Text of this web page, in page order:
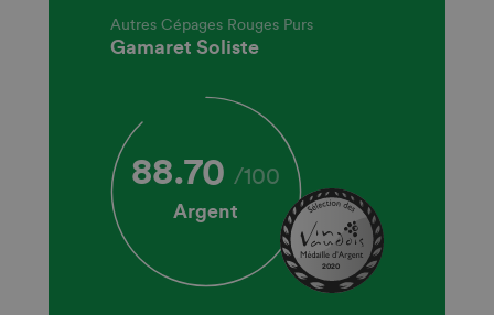
Autres Cépages Rouges Purs
Gamaret Soliste
88.70 /100
Argent
2020